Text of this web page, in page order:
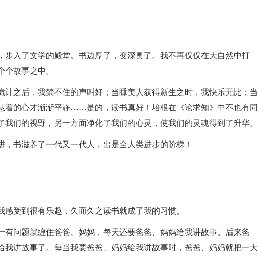
步入了文学的殿堂。书边厚了，变深奥了。我不再仅仅在大自然中打
故事之中。
计之后，我禁不住的声叫好；当睡美人获得新生之时，我快乐无比；当
着的心才渐渐平静……是的，读书真好！培根在《论求知》中不也有同
们的视野，另一方面净化了我们的心灵，使我们的灵魂得到了升华。
，书滋养了一代又一代人，出是全人类进步的阶梯！
受到很有乐趣，久而久之读书就成了我的习惯。
有问题就缠住爸爸、妈妈，每天还要爸爸、妈妈给我讲故事。后来爸
我讲故事了。每当我要爸爸、妈妈给我讲故事时，爸爸、妈妈就把一大